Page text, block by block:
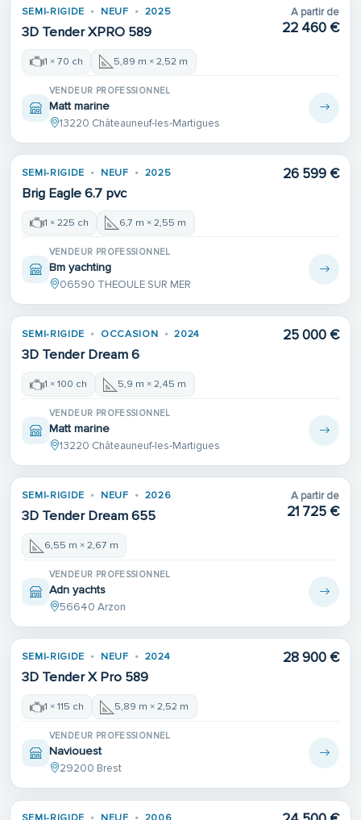
SEMI-RIGIDE NEUF 2025
3D Tender XPRO 589
A partir de
22 460 €
1 × 70 ch 5,89 m × 2,52 m
VENDEUR PROFESSIONNEL
Matt marine
13220 Châteauneuf-les-Martigues
SEMI-RIGIDE NEUF 2025
Brig Eagle 6.7 pvc
26 599 €
1 × 225 ch 6,7 m × 2,55 m
VENDEUR PROFESSIONNEL
Bm yachting
06590 THEOULE SUR MER
SEMI-RIGIDE OCCASION 2024
3D Tender Dream 6
25 000 €
1 × 100 ch 5,9 m × 2,45 m
VENDEUR PROFESSIONNEL
Matt marine
13220 Châteauneuf-les-Martigues
SEMI-RIGIDE NEUF 2026
3D Tender Dream 655
A partir de
21 725 €
6,55 m × 2,67 m
VENDEUR PROFESSIONNEL
Adn yachts
56640 Arzon
SEMI-RIGIDE NEUF 2024
3D Tender X Pro 589
28 900 €
1 × 115 ch 5,89 m × 2,52 m
VENDEUR PROFESSIONNEL
Naviouest
29200 Brest